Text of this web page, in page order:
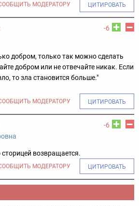
МОДЕРАТОРУ ЦИТИРОВАТЬ
-6
добром, только так можно сделать
добром или не отвечайте никак. Если
то зла становится больше."
МОДЕРАТОРУ ЦИТИРОВАТЬ
-6
возвращается.
МОДЕРАТОРУ ЦИТИРОВАТЬ